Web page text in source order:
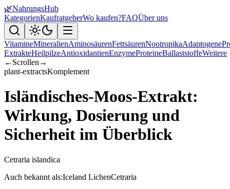
🌿NahrungsHub
KategorienKaufratgeberWo kaufen?FAQÜber uns
VitamineMineralienAminosäurenFettsäurenNootropikaAdaptogene
ExtrakteHeilpilzeAntioxidantienEnzymeProteineBallaststoffeWeitere
← Scrollen →
plant-extractsKomplement
Isländisches-Moos-Extrakt:
Wirkung, Dosierung und
Sicherheit im Überblick
Cetraria islandica
Auch bekannt als:Iceland LichenCetraria